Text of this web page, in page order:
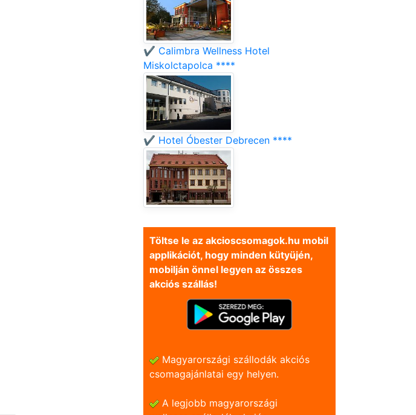
✔️ Calimbra Wellness Hotel
Miskolctapolca ****
✔️ Hotel Óbester Debrecen ****
Töltse le az akcioscsomagok.hu mobil
applikációt, hogy minden kütyüjén,
mobilján önnel legyen az összes
akciós szállás!
Magyarországi szállodák akciós
csomagajánlatai egy helyen.
A legjobb magyarországi